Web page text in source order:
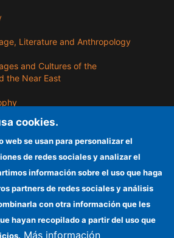
Literature and Anthropology
​​and Cultures of the
the Near East
and Goods
cookies.
web se usan para personalizar el
de redes sociales y analizar el
información sobre el uso que haga
partners de redes sociales y análisis
con otra información que les
hayan recopilado a partir del uso que
Más información